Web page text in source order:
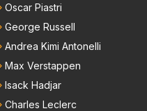
Oscar Piastri
George Russell
Andrea Kimi Antonelli
Max Verstappen
Isack Hadjar
Charles Leclerc